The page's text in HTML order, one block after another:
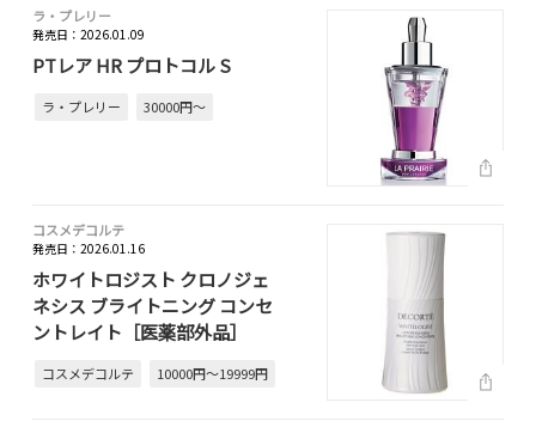
ラ・プレリー
発売日：2026.01.09
PTレア HR プロトコル S
ラ・プレリー 30000円～
コスメデコルテ
発売日：2026.01.16
ホワイトロジスト クロノジェ
ネシス ブライトニング コンセ
ントレイト［医薬部外品］
コスメデコルテ 10000円～19999円